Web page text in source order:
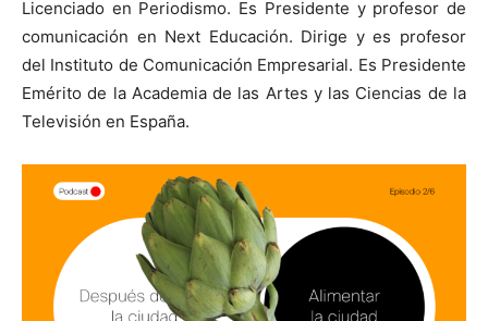
Licenciado en Periodismo. Es Presidente y profesor de
comunicación en Next Educación. Dirige y es profesor
del Instituto de Comunicación Empresarial. Es Presidente
Emérito de la Academia de las Artes y las Ciencias de la
Televisión en España.